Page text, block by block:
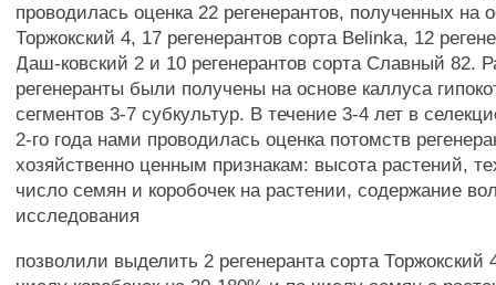
проводилась оценка 22 регенерантов, полученных на
Торжокский 4, 17 регенерантов сорта Belinka, 12
Даш-ковский 2 и 10 регенерантов сорта Славный 82.
регенеранты были получены на основе каллуса
сегментов 3-7 субкультур. В течение 3-4 лет в
2-го года нами проводилась оценка потомств
хозяйственно ценным признакам: высота растений,
число семян и коробочек на растении, содержание
исследования
позволили выделить 2 регенеранта сорта Торжокский